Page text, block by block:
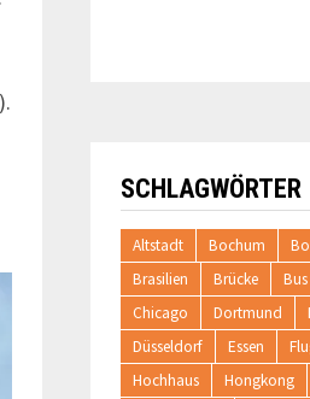
SCHLAGWÖRTER
Altstadt Bochum
Brasilien
Brücke Bus
Chicago
Dortmund
Düsseldorf
Essen
Hochhaus
Hongkong